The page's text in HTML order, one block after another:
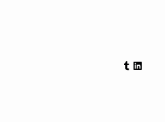
Tumblr